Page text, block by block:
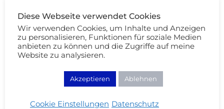
JENNA JONES
24/06/2012 - 19:01
Richtig geil *.*
ZUCKERWATTEWUNDERLAND
Diese Webseite verwendet Cookies
Wir verwenden Cookies, um Inhalte und Anzeigen
zu personalisieren, Funktionen für soziale Medien
anbieten zu können und die Zugriffe auf meine
Website zu analysieren.
Akzeptieren Ablehnen
Cookie Einstellungen Datenschutz